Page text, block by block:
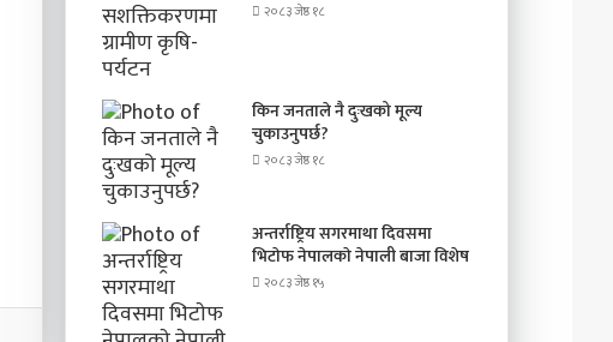
२०८३ जेष्ठ १८
किन जनताले नै दुःखको मूल्य
चुकाउनुपर्छ?
२०८३ जेष्ठ १८
अन्तर्राष्ट्रिय सगरमाथा दिवसमा
भिटाेफ नेपालकाे नेपाली बाजा विशेष
२०८३ जेष्ठ १५